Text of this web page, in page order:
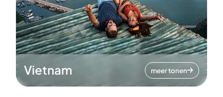
Vietnam meer tonen